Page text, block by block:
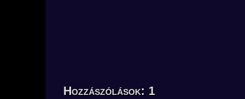
Hozzászólások: 1